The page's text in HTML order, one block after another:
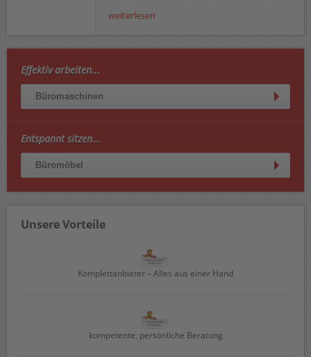
weiterlesen
Effektiv arbeiten...
Büromaschinen
Entspannt sitzen...
Büromöbel
Unsere Vorteile
Komplettanbieter – Alles aus einer Hand
kompetente, persönliche Beratung